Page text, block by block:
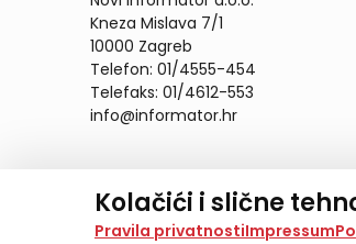
Kolačići i slične
Na našoj web stranici koristimo
Pravila privatnostiImpressum
Kneza Mislava 7/1
10000 Zagreb
Telefon: 01/4555-454
Telefaks: 01/4612-553
info@informator.hr